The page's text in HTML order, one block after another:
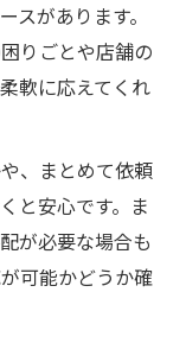
スがあります。
りごとや店舗の
軟に応えてくれ
、まとめて依頼
と安心です。ま
が必要な場合も
可能かどうか確